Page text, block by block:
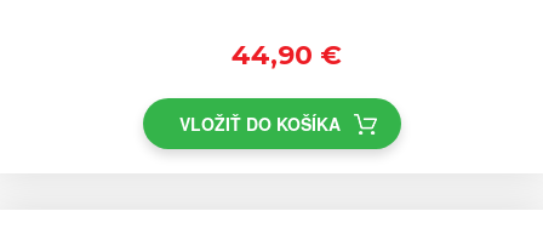
44,90 €
VLOŽIŤ DO KOŠÍKA